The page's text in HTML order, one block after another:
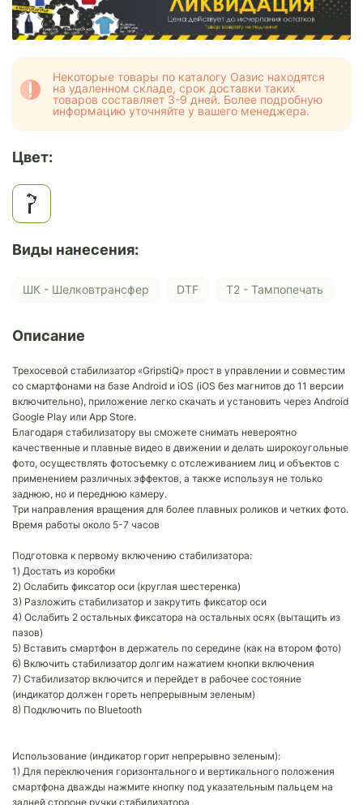
Некоторые товары по каталогу Оазис находятся
на удаленном складе, срок доставки таких
товаров составляет 3-9 дней. Более подробную
информацию уточняйте у вашего менеджера.
Цвет:
Виды нанесения:
ШК - Шелковтрансфер DTF Т2 - Тампопечать
Описание
Трехосевой стабилизатор «GripstiQ» прост в управлении и совместим
со смартфонами на базе Android и iOS (iOS без магнитов до 11 версии
включительно), приложение легко скачать и установить через Android
Google Play или App Store.
Благодаря стабилизатору вы сможете снимать невероятно
качественные и плавные видео в движении и делать широкоугольные
фото, осуществлять фотосъемку с отслеживанием лиц и объектов с
применением различных эффектов, а также используя не только
заднюю, но и переднюю камеру.
Три направления вращения для более плавных роликов и четких фото.
Время работы около 5-7 часов
Подготовка к первому включению стабилизатора:
1) Достать из коробки
2) Ослабить фиксатор оси (круглая шестеренка)
3) Разложить стабилизатор и закрутить фиксатор оси
4) Ослабить 2 остальных фиксатора на остальных осях (вытащить из
пазов)
5) Вставить смартфон в держатель по середине (как на втором фото)
6) Включить стабилизатор долгим нажатием кнопки включения
7) Стабилизатор включится и перейдет в рабочее состояние
(индикатор должен гореть непрерывным зеленым)
8) Подключить по Bluetooth
Использование (индикатор горит непрерывно зеленым):
1) Для переключения горизонтального и вертикального положения
смартфона дважды нажмите кнопку под указательным пальцем на
задней стороне ручки стабилизатора